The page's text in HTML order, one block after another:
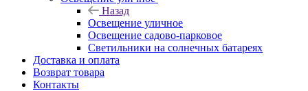
Назад
Освещение уличное
Освещение садово-парковое
Светильники на солнечных батареях
Доставка и оплата
Возврат товара
Контакты